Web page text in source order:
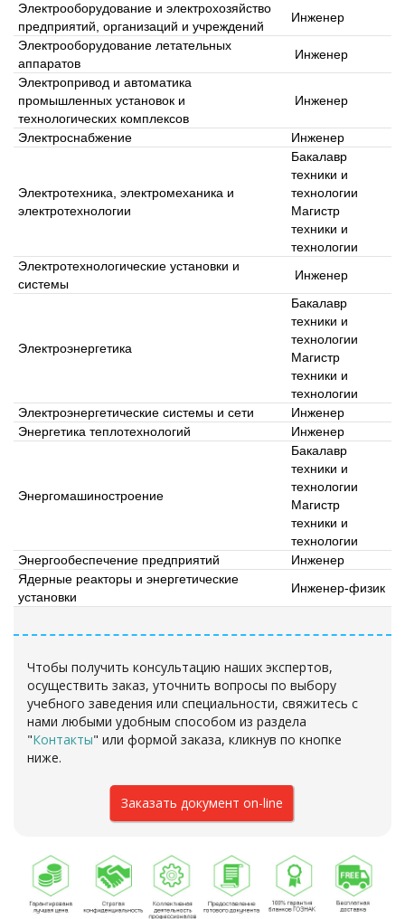
Электрооборудование и электрохозяйство
предприятий, организаций и учреждений
Инженер
Электрооборудование летательных
аппаратов
Инженер
Электропривод и автоматика
промышленных установок и
технологических комплексов
Инженер
Электроснабжение Инженер
Электротехника, электромеханика и
электротехнологии
Бакалавр
техники и
технологии
Магистр
техники и
технологии
Электротехнологические установки и
системы
Инженер
Электроэнергетика
Бакалавр
техники и
технологии
Магистр
техники и
технологии
Электроэнергетические системы и сети
Инженер
Энергетика теплотехнологий
Инженер
Энергомашиностроение
Бакалавр
техники и
технологии
Магистр
техники и
технологии
Энергообеспечение предприятий
Инженер
Ядерные реакторы и энергетические
установки
Инженер-физик
Чтобы получить консультацию наших экспертов,
осуществить заказ, уточнить вопросы по выбору
учебного заведения или специальности, свяжитесь с
нами любыми удобным способом из раздела
"Контакты" или формой заказа, кликнув по кнопке
ниже.
Заказать документ on-line